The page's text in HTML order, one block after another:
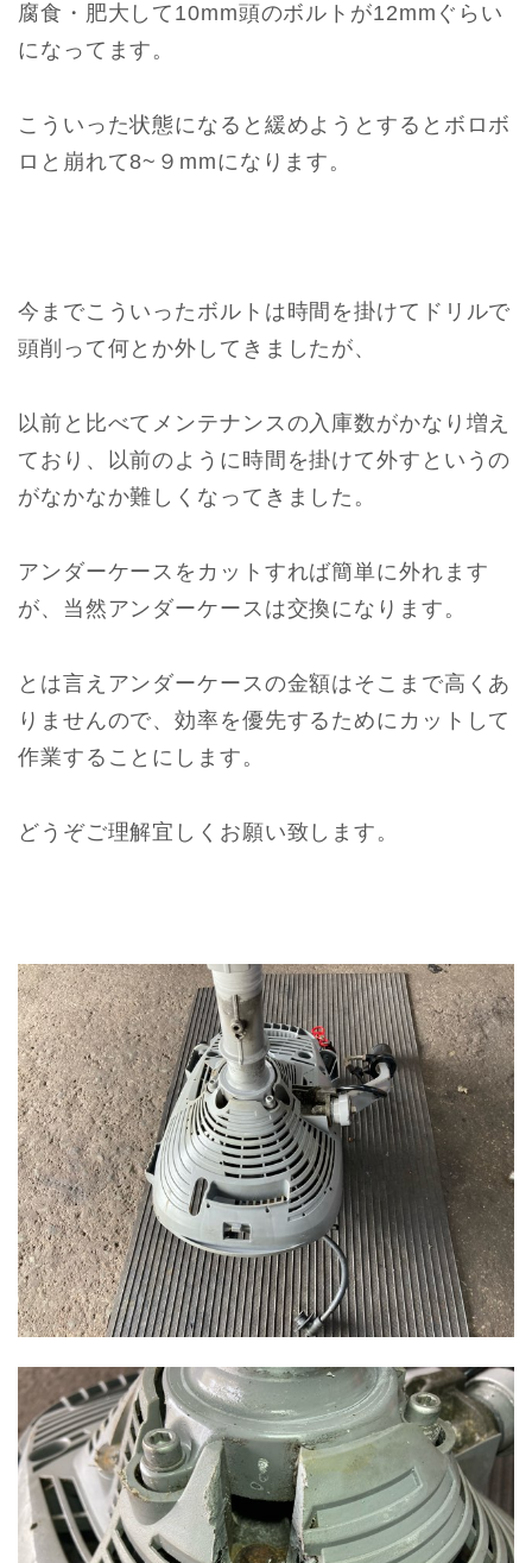
腐食・肥大して10mm頭のボルトが12mmぐらい
になってます。
こういった状態になると緩めようとするとボロボ
ロと崩れて8~９mmになります。
今までこういったボルトは時間を掛けてドリルで
頭削って何とか外してきましたが、
以前と比べてメンテナンスの入庫数がかなり増え
ており、以前のように時間を掛けて外すというの
がなかなか難しくなってきました。
アンダーケースをカットすれば簡単に外れます
が、当然アンダーケースは交換になります。
とは言えアンダーケースの金額はそこまで高くあ
りませんので、効率を優先するためにカットして
作業することにします。
どうぞご理解宜しくお願い致します。